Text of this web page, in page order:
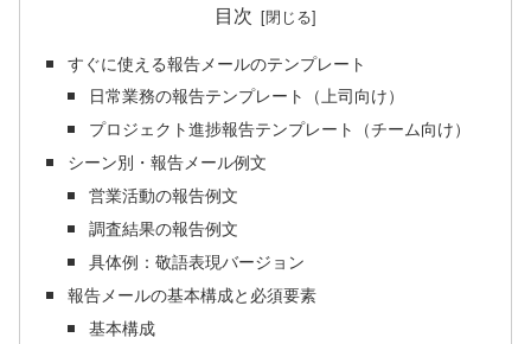
目次
すぐに使える報告メールのテンプレート
日常業務の報告テンプレート（上司向け）
プロジェクト進捗報告テンプレート（チーム向け）
シーン別・報告メール例文
営業活動の報告例文
調査結果の報告例文
具体例：敬語表現バージョン
報告メールの基本構成と必須要素
基本構成